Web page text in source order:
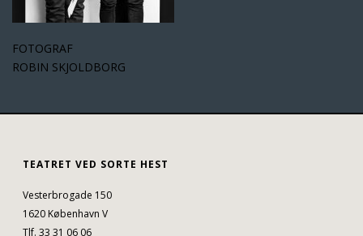
FOTOGRAF
ROBIN SKJOLDBORG
TEATRET VED SORTE HEST
Vesterbrogade 150
1620 København V
Tlf. 33 31 06 06